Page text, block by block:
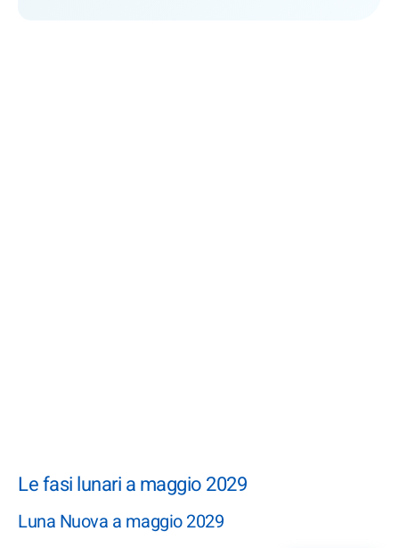
Le fasi lunari a maggio 2029
Luna Nuova a maggio 2029